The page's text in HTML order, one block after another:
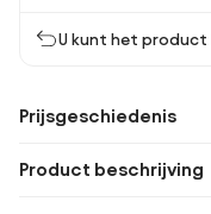
U kunt het product
Prijsgeschiedenis
Product beschrijving